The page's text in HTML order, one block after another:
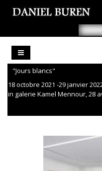
"Jours blancs"
18 octobre 2021 -29 janvier
in galerie Kamel Mennour, 28